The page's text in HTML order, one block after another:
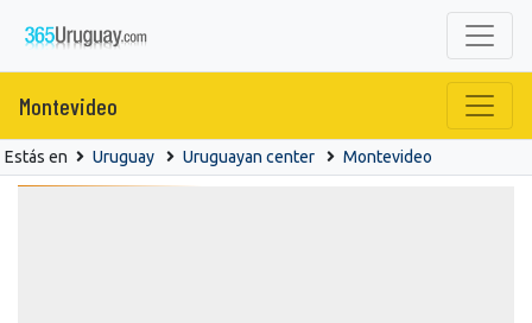
Montevideo
Estás en Uruguay Uruguayan center Montevideo